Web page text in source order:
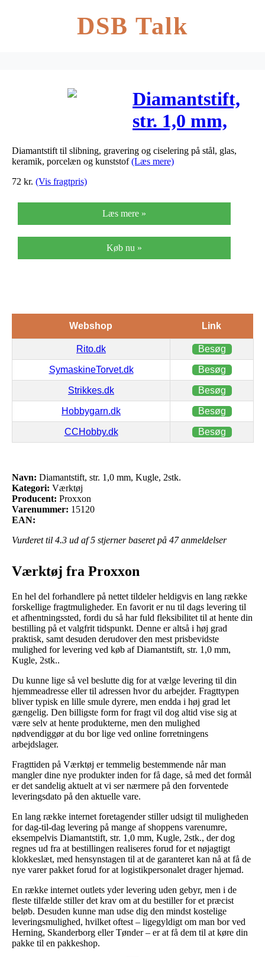
DSB Talk
Diamantstift,
str. 1,0 mm,
Kugle, 2stk.
Diamantstift til slibning, gravering og ciselering på stål, glas,
keramik, porcelæn og kunststof(Læs mere)
72 kr. (Vis fragtpris)
Læs mere »
Køb nu »
Webshop Link
Rito.dk Besøg
SymaskineTorvet.dk Besøg
Strikkes.dk Besøg
Hobbygarn.dk Besøg
CCHobby.dk Besøg
Navn: Diamantstift, str. 1,0 mm, Kugle, 2stk.
Kategori: Værktøj
Producent: Proxxon
Varenummer: 15120
EAN:
Vurderet til 4.3 ud af 5 stjerner baseret på 47anmeldelser
Værktøj fra Proxxon
En hel del forhandlere på nettet tildeler heldigvis en lang række
forskellige fragtmuligheder. En favorit er nu til dags levering til
et afhentningssted, fordi du så har fuld fleksibilitet til at hente din
bestilling på et valgfrit tidspunkt. Denne er altså i høj grad
praktisk, samt desuden derudover den mest prisbevidste
mulighed for levering ved køb af Diamantstift, str. 1,0 mm,
Kugle, 2stk..
Du kunne lige så vel beslutte dig for at vælge levering til din
hjemmeadresse eller til adressen hvor du arbejder. Fragttypen
bliver typisk en lille smule dyrere, men endda i høj grad let
gængelig. Den billigste form for fragt vil dog altid vise sig at
være selv at hente produkterne, men den mulighed
nødvendiggør at du bor lige ved online forretningens
arbejdslager.
Fragttiden på Værktøj er temmelig bestemmende når man
mangler dine nye produkter inden for få dage, så med det formål
er det sandelig aktuelt at vi ser nærmere på den forventede
leveringsdato på den aktuelle vare.
En lang række internet foretagender stiller udsigt til muligheden
for dag-til-dag levering på mange af shoppens varenumre,
eksempelvis Diamantstift, str. 1,0 mm, Kugle, 2stk., der dog
regnes ud fra at bestillingen realiseres forud for et nøjagtigt
klokkeslæt, med hensynstagen til at de garanteret kan nå at få de
nye varer pakket forud for at logistikpersonalet drager hjemad.
En række internet outlets yder levering uden gebyr, men i de
fleste tilfælde stiller det krav om at du bestiller for et præcist
beløb. Desuden kunne man udse dig den mindst kostelige
leveringsmulighed, hvilket oftest – ligegyldigt om man bor ved
Herning, Skanderborg eller Tønder – er at få dem til at køre din
pakke til en pakkeshop.